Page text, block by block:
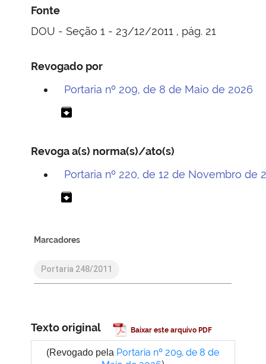
Fonte
DOU - Seção 1 - 23/12/2011 , pág. 21
Revogado por
Portaria nº 209, de 8 de Maio de 2026
archive
Revoga a(s) norma(s)/ato(s)
Portaria nº 220, de 12 de Novembro de
archive
Marcadores
Portaria 248/2011
Texto original Baixar este arquivo PDF
(Revogado pela Portaria nº 209, de 8 de